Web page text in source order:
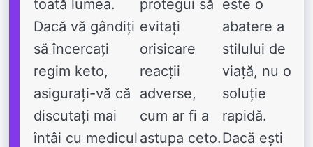
toată lumea.
Dacă vă gândiți
să încercați
regim keto,
asigurați-vă că
discutați mai
întâi cu medicul
protegui să
evitați
orisicare
reacții
adverse,
cum ar fi a
astupa ceto.
este o
abatere a
stilului de
viață, nu o
soluție
rapidă.
Dacă ești